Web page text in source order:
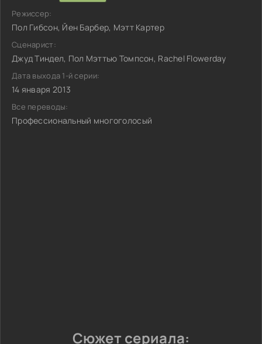
Режиссер:
Пол Гибсон, Йен Барбер, Мэтт Картер
Сценарист:
Джуд Тиндел, Пол Мэттью Томпсон, Rachel Flowerday
Дата выхода 1-й серии:
14 января 2013
Все переводы:
Профессиональный многоголосый
Сюжет сериала: